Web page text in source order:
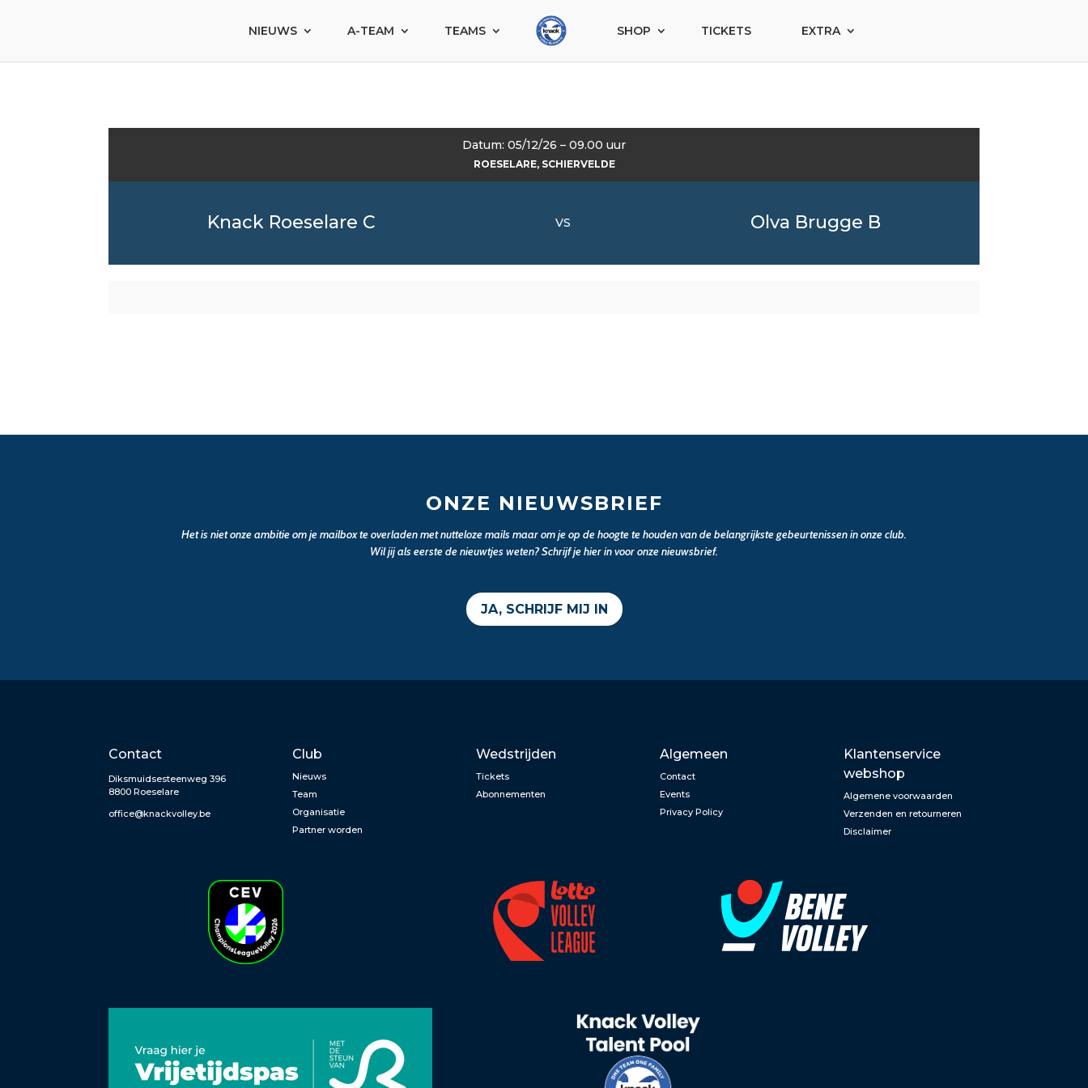
NIEUWS A-TEAM TEAMS SHOP TICKETS EXTRA
Datum: 05/12/26 – 09.00 uur
ROESELARE, SCHIERVELDE
Knack Roeselare C VS Olva Brugge B
ONZE NIEUWSBRIEF
Het is niet onze ambitie om je mailbox te overladen met nutteloze mails maar om je op de hoogte te houden van de belangrijkste gebeurtenissen in onze club.
Wil jij als eerste de nieuwtjes weten? Schrijf je hier in voor onze nieuwsbrief.
JA, SCHRIJF MIJ IN
Contact
Diksmuidsesteenweg 396
8800 Roeselare
office@knackvolley.be
Club
Nieuws
Team
Organisatie
Partner worden
Wedstrijden
Tickets
Abonnementen
Algemeen
Contact
Events
Privacy Policy
Klantenservice
webshop
Algemene voorwaarden
Verzenden en retourneren
Disclaimer